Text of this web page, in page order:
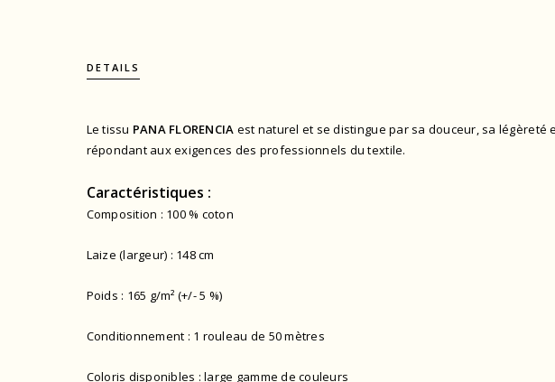
DETAILS
Le tissu PANA FLORENCIA est naturel et se distingue par sa douceur, sa
répondant aux exigences des professionnels du textile.
Caractéristiques :
Composition : 100 % coton
Laize (largeur) : 148 cm
Poids : 165 g/m² (+/- 5 %)
Conditionnement : 1 rouleau de 50 mètres
Coloris disponibles : large gamme de couleurs